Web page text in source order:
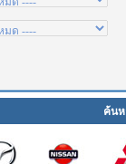
ค้น